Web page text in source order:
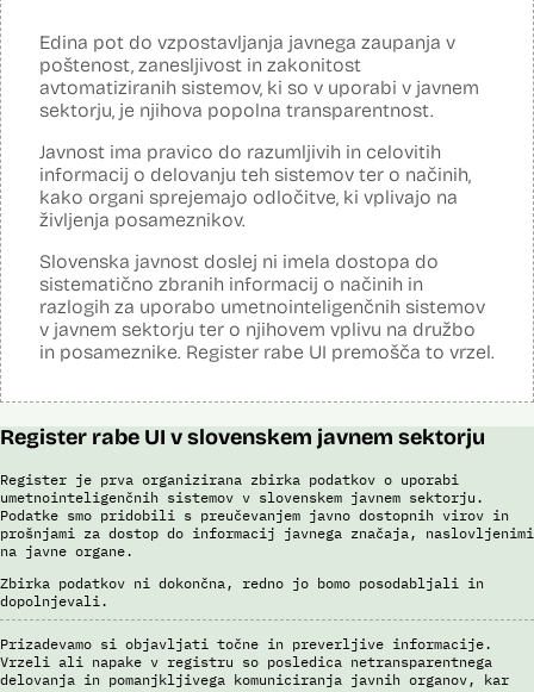
Posodobljeno: 3. december 2024
Sistem omogoča obdelavo in vizualizacijo podatkov, povezovanje baz
podatkov, pripravo poročil, dinamično raziskovanje podatkov, uporabo
napovedne analitike, opazovanje gibanja podatkov v različnih
(če – potem), simulacije kompleksnejših problemov in scenarijev,
načrtovanje aktivnosti in porabe virov.
Viri:
Dosje javnega naročila
Podrobnosti izdelka na portalu NIO
Predstavitev projekta na gov.si
Predstavitev projekta na portalu OECD OPSI
Odgovor na zahtevo za dostop do informacij javnega značaja
Tehnične specifikacije iz razpisne dokumentacije
Edina pot do vzpostavljanja javnega zaupanja v
poštenost, zanesljivost in zakonitost
avtomatiziranih sistemov, ki so v uporabi v javnem
sektorju, je njihova popolna transparentnost.
Javnost ima pravico do razumljivih in celovitih
informacij o delovanju teh sistemov ter o načinih,
kako organi sprejemajo odločitve, ki vplivajo na
življenja posameznikov.
Slovenska javnost doslej ni imela dostopa do
sistematično zbranih informacij o načinih in
razlogih za uporabo umetnointeligenčnih sistemov
v javnem sektorju ter o njihovem vplivu na družbo
in posameznike. Register rabe UI premošča to vrzel.
Register rabe UI v slovenskem javnem sektorju
Register je prva organizirana zbirka podatkov o uporabi
umetnointeligenčnih sistemov v slovenskem javnem sektorju.
Podatke smo pridobili s preučevanjem javno dostopnih virov in
prošnjami za dostop do informacij javnega značaja, naslovljenimi
na javne organe.
Zbirka podatkov ni dokončna, redno jo bomo posodabljali in
dopolnjevali.
Prizadevamo si objavljati točne in preverljive informacije.
Vrzeli ali napake v registru so posledica netransparentnega
delovanja in pomanjkljivega komuniciranja javnih organov, kar